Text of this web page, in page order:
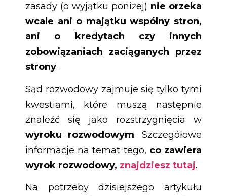
zasady (o wyjątku poniżej) nie orzeka
wcale ani o majątku wspólny stron,
ani o kredytach czy innych
zobowiązaniach zaciąganych przez
strony.
Sąd rozwodowy zajmuje się tylko tymi
kwestiami, które muszą następnie
znaleźć się jako rozstrzygnięcia w
wyroku rozwodowym. Szczegółowe
informacje na temat tego, co zawiera
wyrok rozwodowy, znajdziesz tutaj.
Na potrzeby dzisiejszego artykułu